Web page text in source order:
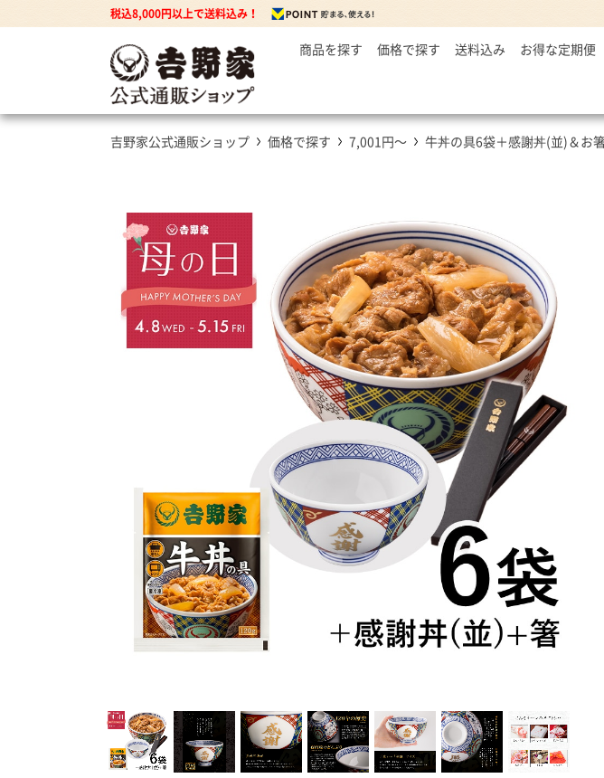
税込8,000円以上で送料込み！
商品を探す 牛丼の具 定番セット商品
牛丼の具
豚丼の具
牛焼肉の具
から揚げ
豚しょうが焼
ダチョウ肉
焼サーモン
牛たん
カレー
カレー・ハヤシ
常温食品
缶飯（非常食）
常温食品
価格で探す
～2,999円
5,001～7,000円
7,001円～
送料込み お得な定期便
吉野家公式通販ショップ 価格で探す 7,001円～ 牛丼の具6袋＋感謝丼(並)＆お